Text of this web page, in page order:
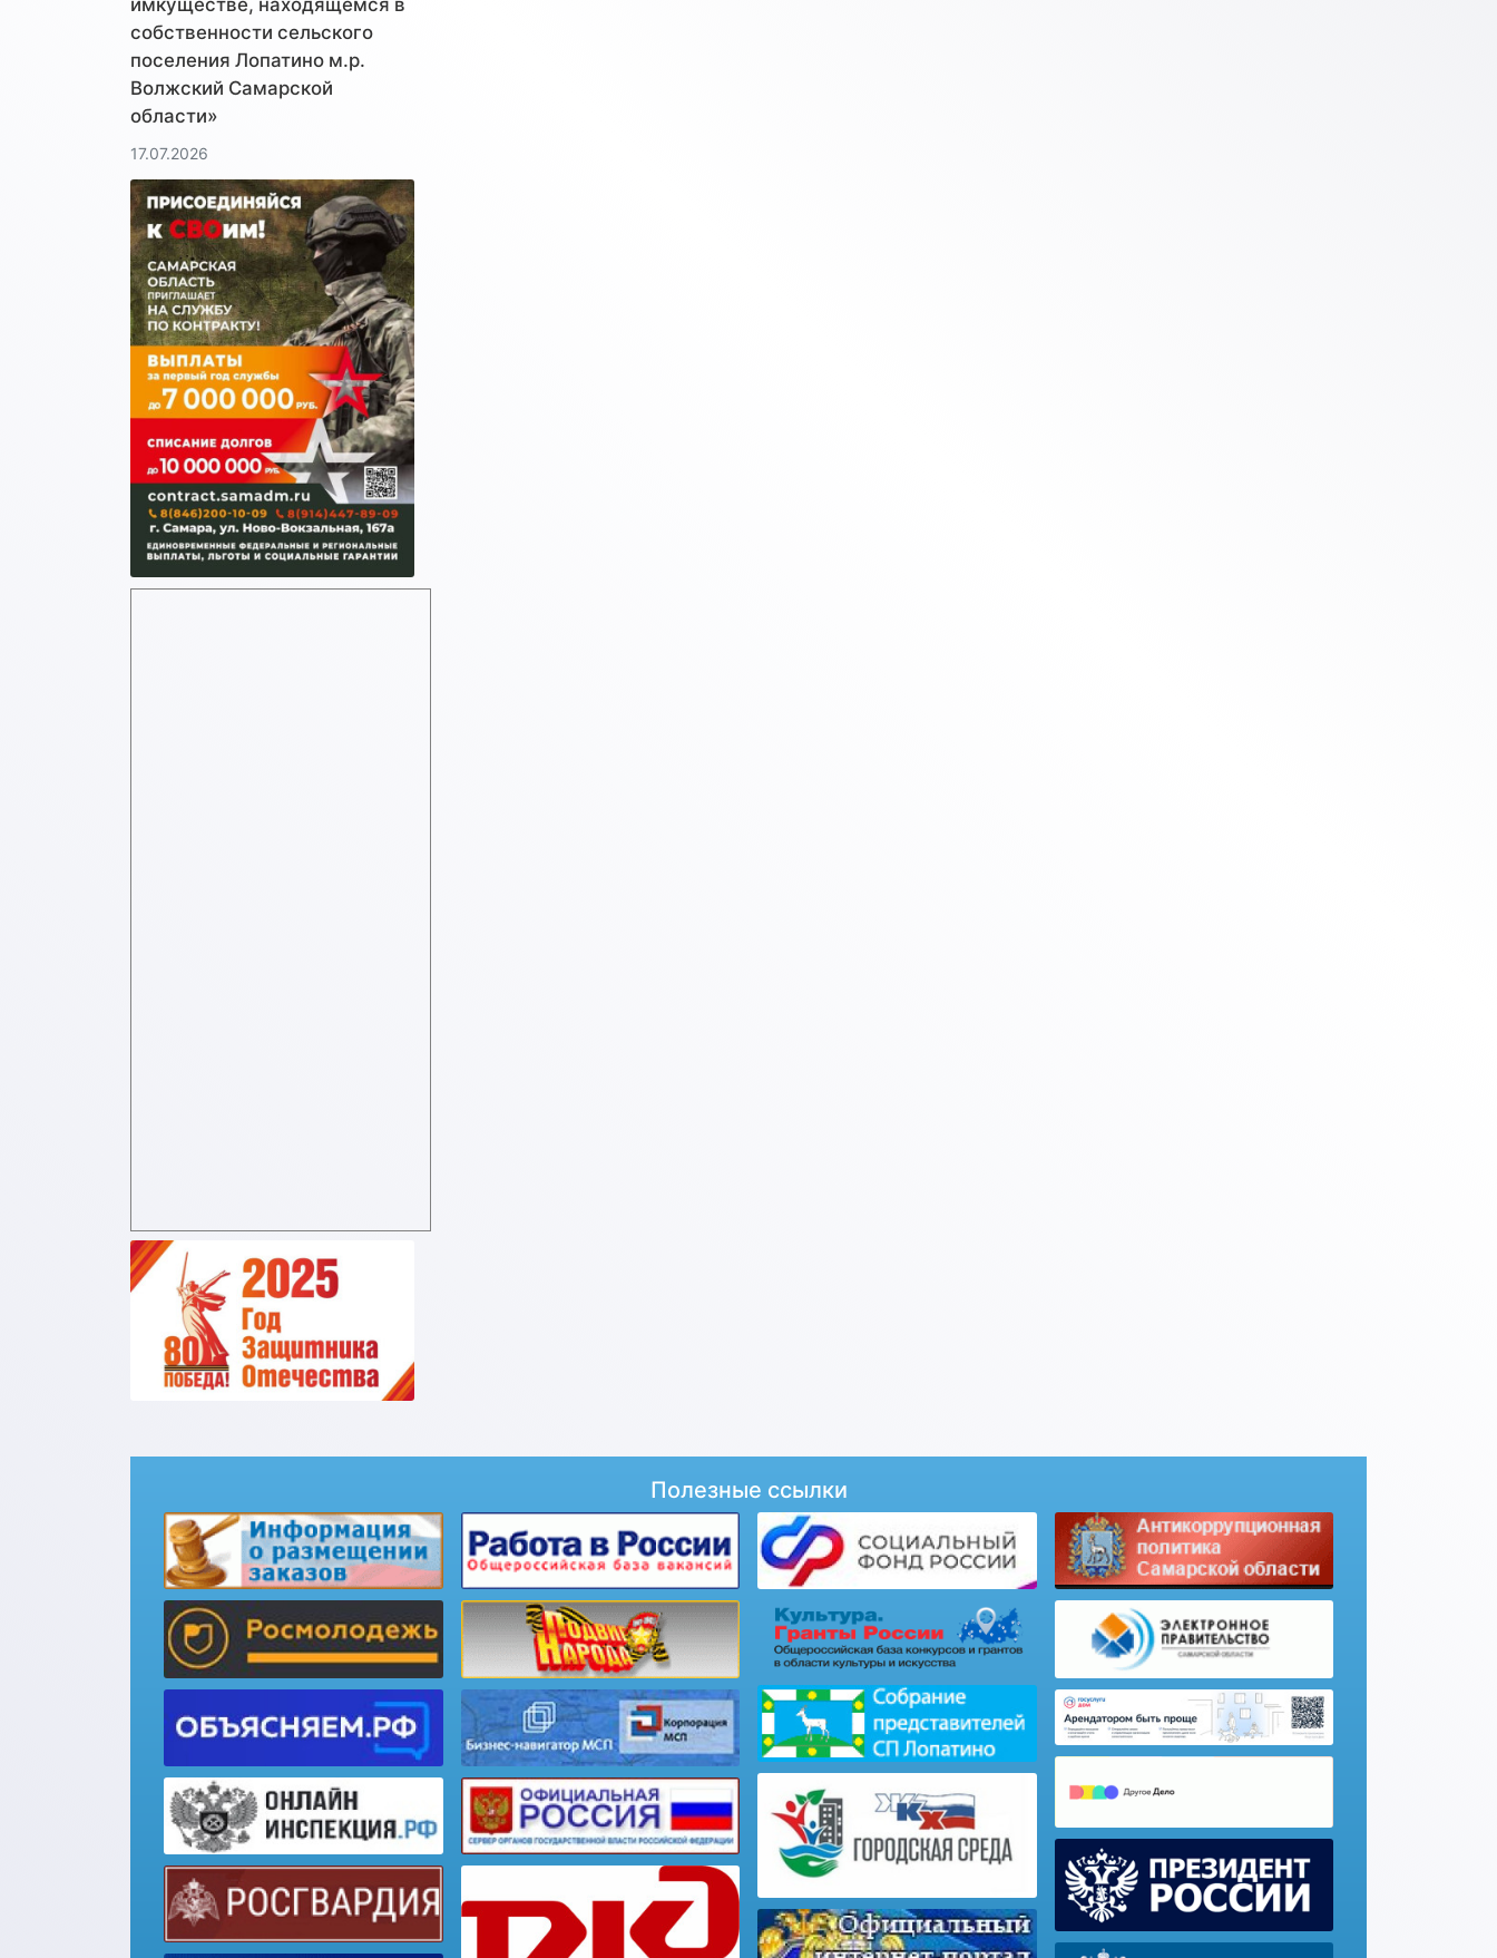
имкуществе, находящемся в
собственности сельского
поселения Лопатино м.р.
Волжский Самарской
области»
17.07.2026
Полезные ссылки